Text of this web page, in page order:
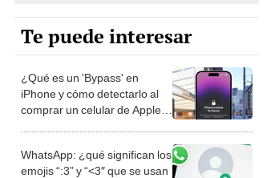
Te puede interesar
¿Qué es un 'Bypass' en
iPhone y cómo detectarlo al
comprar un celular de Apple
WhatsApp: ¿qué significan los
emojis “:3” y “<3″ que se usan